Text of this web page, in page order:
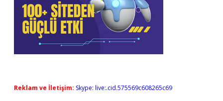
Reklam ve İletişim: Skype: live:.cid.575569c608265c69